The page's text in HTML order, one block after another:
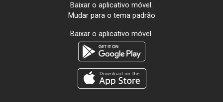
Baixar o aplicativo móvel.
Mudar para o tema padrão
Baixar o aplicativo móvel.